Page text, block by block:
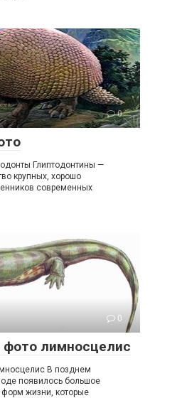
0
Глиптодонтины —
крупных, хорошо
современных
0
лимносцелис
В позднем
появилось большое
жизни, которые